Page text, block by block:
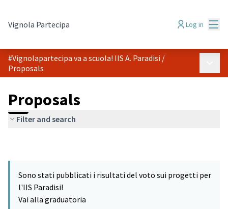
Vignola Partecipa Log in
#Vignolapartecipa va a scuola! IIS A. Paradisi /
Proposals
Proposals
Filter and search
Sono stati pubblicati i risultati del voto sui progetti per
l'IIS Paradisi!
Vai alla graduatoria